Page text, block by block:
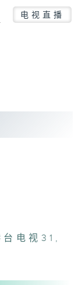
电视直播
台电视31 ,